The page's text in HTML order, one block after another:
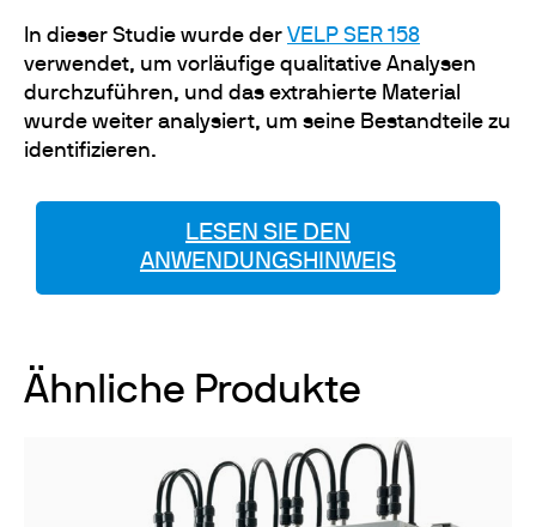
In dieser Studie wurde der VELP SER 158
verwendet, um vorläufige qualitative Analysen
durchzuführen, und das extrahierte Material
wurde weiter analysiert, um seine Bestandteile zu
identifizieren.
LESEN SIE DEN
ANWENDUNGSHINWEIS
Ähnliche Produkte